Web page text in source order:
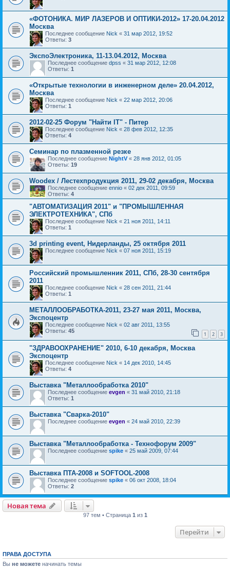
«ФОТОНИКА. МИР ЛАЗЕРОВ И ОПТИКИ-2012» 17-20.04.2012
Москва
Последнее сообщение Nick « 31 мар 2012, 19:52
Ответы: 3
ЭкспоЭлектроника, 11-13.04.2012, Москва
Последнее сообщение dpss « 31 мар 2012, 12:08
Ответы: 1
«Открытые технологии в инженерном деле» 20.04.2012,
Москва
Последнее сообщение Nick « 22 мар 2012, 20:06
Ответы: 1
2012-02-25 Форум "Найти IT" - Питер
Последнее сообщение Nick « 28 фев 2012, 12:35
Ответы: 4
Семинар по плазменной резке
Последнее сообщение NightV« 28 янв 2012, 01:05
Ответы: 19
Woodex / Лестехпродукция 2011, 29-02 декабря, Москва
Последнее сообщение ennio « 02 дек 2011, 09:59
Ответы: 4
"АВТОМАТИЗАЦИЯ 2011" и "ПРОМЫШЛЕННАЯ
ЭЛЕКТРОТЕХНИКА", СПб
Последнее сообщение Nick « 21 ноя 2011, 14:11
Ответы: 1
3d printing event, Нидерланды, 25 октября 2011
Последнее сообщение Nick « 07 ноя 2011, 15:19
Российский промышленник 2011, СПб, 28-30 сентября
2011
Последнее сообщение Nick « 28 сен 2011, 21:44
Ответы: 1
МЕТАЛЛООБРАБОТКА-2011, 23-27 мая 2011, Москва,
Экспоцентр
Последнее сообщение Nick « 02 авг 2011, 13:55
Ответы: 45 1 2 3
"ЗДРАВООХРАНЕНИЕ" 2010, 6-10 декабря, Москва
Экспоцентр
Последнее сообщение Nick « 14 дек 2010, 14:45
Ответы: 4
Выставка "Металлообработка 2010"
Последнее сообщение evgen « 31 май 2010, 21:18
Ответы: 1
Выставка "Сварка-2010"
Последнее сообщение evgen « 24 май 2010, 22:39
Выставка "Металлообработка - Технофорум 2009"
Последнее сообщение spike « 25 май 2009, 07:44
Выставка ПТА-2008 и SOFTOOL-2008
Последнее сообщение spike « 06 окт 2008, 18:04
Ответы: 2
Новая тема
97 тем • Страница 1 из 1
Перейти
ПРАВА ДОСТУПА
Вы не можете начинать темы